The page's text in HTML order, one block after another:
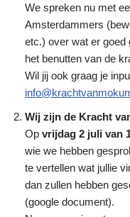
We spreken nu met
Amsterdammers
etc.) over wat er goed
het benutten van de
Wil jij ook graag je
Wij zijn de Kracht
Op vrijdag 2 juli van
wie we hebben
te vertellen wat jullie
dan zullen hebben
(google document).